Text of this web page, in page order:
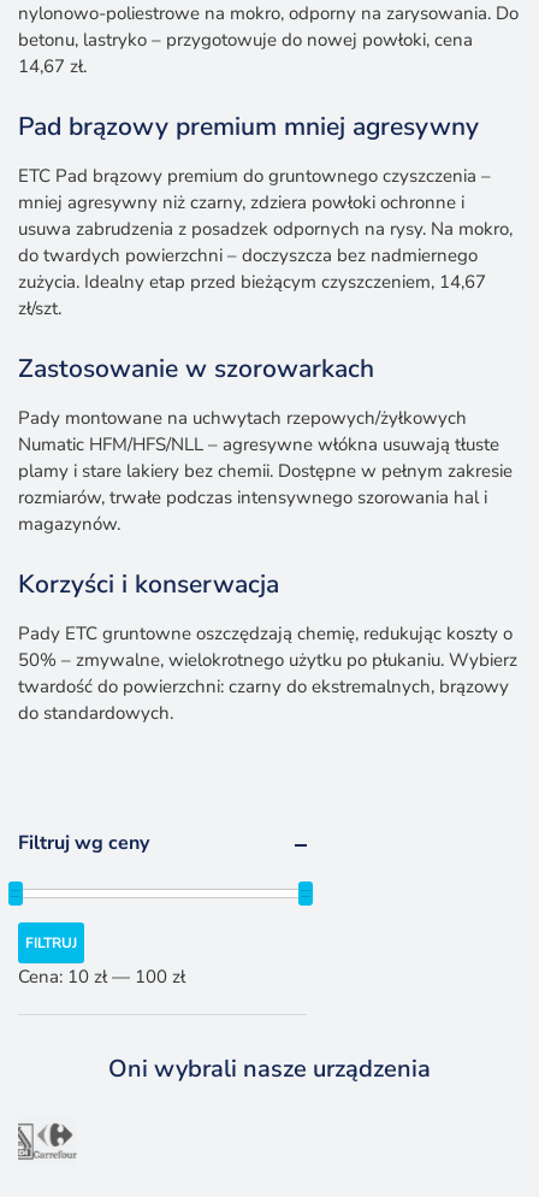
nylonowo-poliestrowe na mokro, odporny na zarysowania. Do
betonu, lastryko – przygotowuje do nowej powłoki, cena
14,67 zł.
Pad brązowy premium mniej agresywny
ETC Pad brązowy premium do gruntownego czyszczenia –
mniej agresywny niż czarny, zdziera powłoki ochronne i
usuwa zabrudzenia z posadzek odpornych na rysy. Na mokro,
do twardych powierzchni – doczyszcza bez nadmiernego
zużycia. Idealny etap przed bieżącym czyszczeniem, 14,67
zł/szt.
Zastosowanie w szorowarkach
Pady montowane na uchwytach rzepowych/żyłkowych
Numatic HFM/HFS/NLL – agresywne włókna usuwają tłuste
plamy i stare lakiery bez chemii. Dostępne w pełnym zakresie
rozmiarów, trwałe podczas intensywnego szorowania hal i
magazynów.
Korzyści i konserwacja
Pady ETC gruntowne oszczędzają chemię, redukując koszty o
50% – zmywalne, wielokrotnego użytku po płukaniu. Wybierz
twardość do powierzchni: czarny do ekstremalnych, brązowy
do standardowych.
Filtruj wg ceny
Cena
min.
Cena
maks.
FILTRUJ
Cena: 10 zł— 100 zł
Oni wybrali nasze urządzenia